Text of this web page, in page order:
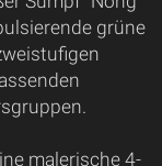
grüne
malerische 4-